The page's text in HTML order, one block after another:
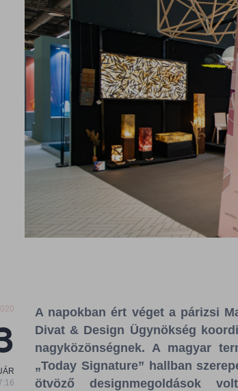
A napokban ért véget a párizsi
Divat & Design Ügynökség
nagyközönségnek. A magyar
„Today Signature” hallban
ötvöző designmegoldások